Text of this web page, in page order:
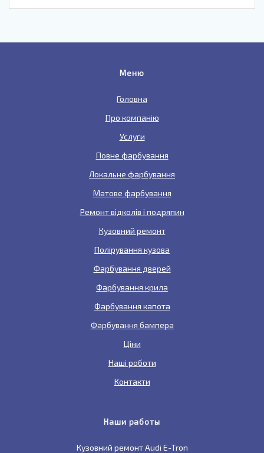
Меню
Головна
Про компанію
Услуги
Повне фарбування
Локальне фарбування
Матове фарбування
Ремонт відколів і подряпин
Кузовний ремонт
Полірування кузова
Фарбування дверей
Фарбування крила
Фарбування капота
Фарбування бампера
Ціни
Наші роботи
Контакти
Наши работы
Кузовний ремонт Audi E-Tron